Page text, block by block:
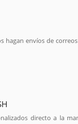
hagan envíos de
directo a la